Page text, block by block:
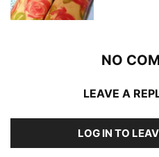
NO
LEAVE A
LOG IN TO